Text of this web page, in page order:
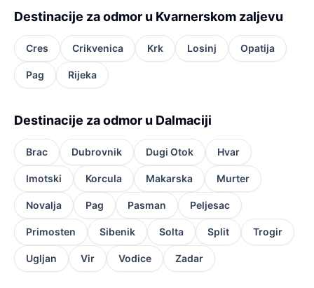
Destinacije za odmor u Kvarnerskom zaljevu
Cres Crikvenica Krk Losinj Opatija
Pag Rijeka
Destinacije za odmor u Dalmaciji
Brac Dubrovnik Dugi Otok Hvar
Imotski Korcula Makarska Murter
Novalja Pag Pasman Peljesac
Primosten Sibenik Solta Split Trogir
Ugljan Vir Vodice Zadar